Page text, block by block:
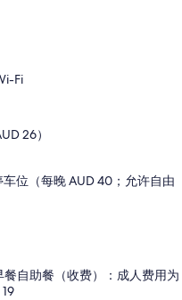
Fi
26）
位（每晚 AUD 40；允许自由
自助餐（收费）：成人费用为